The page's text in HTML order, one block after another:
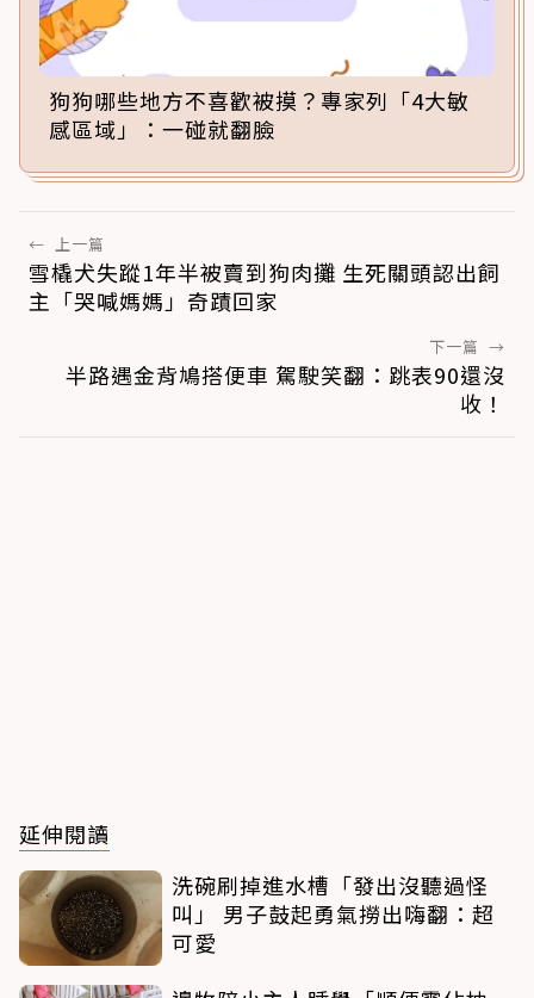
狗狗哪些地方不喜歡被摸？專家列「4大敏
感區域」：一碰就翻臉
← 上一篇
雪橇犬失蹤1年半被賣到狗肉攤 生死關頭認出飼
主「哭喊媽媽」奇蹟回家
下一篇 →
半路遇金背鳩搭便車 駕駛笑翻：跳表90還沒
收！
延伸閱讀
洗碗刷掉進水槽「發出沒聽過怪
叫」 男子鼓起勇氣撈出嗨翻：超
可愛